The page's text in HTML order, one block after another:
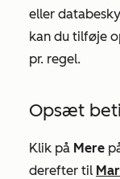
eller
kan du tilføje
pr. regel.
Opsæt
Klik på Mere
derefter til